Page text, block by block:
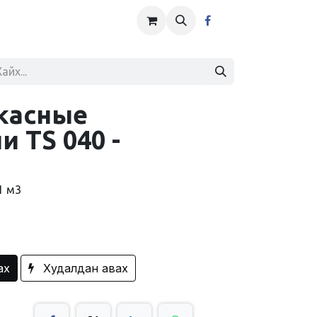
TS 040 -
м3
Худалдан авах